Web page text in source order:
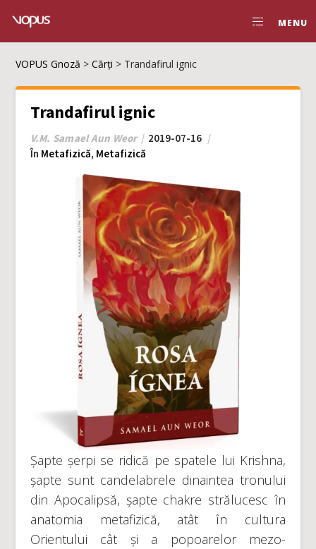
MENU
VOPUS Gnoză >Cărți > Trandafirul ignic
Trandafirul ignic
V.M. Samael Aun Weor
2019-07-16
În Metafizică, Metafizică
Șapte șerpi se ridică pe spatele lui Krishna,
șapte sunt candelabrele dinaintea tronului
din Apocalipsă, șapte chakre strălucesc în
anatomia metafizică, atât în cultura
Orientului cât și a popoarelor mezo-